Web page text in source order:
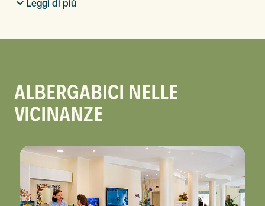
Leggi di più
ALBERGABICI NELLE
VICINANZE